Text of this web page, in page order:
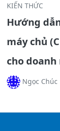
KIẾN THỨC
Hướng
máy chủ
cho
Ngọc Chúc